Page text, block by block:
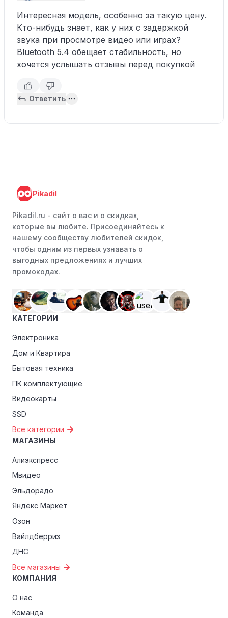
Интересная модель, особенно за такую цену.
Кто-нибудь знает, как у них с задержкой
звука при просмотре видео или играх?
Bluetooth 5.4 обещает стабильность, но
хочется услышать отзывы перед покупкой
Ответить
Pikadil
Pikadil.ru - cайт о вас и о скидках,
которые вы любите. Присоединяйтесь к
нашему сообществу любителей скидок,
чтобы одним из первых узнавать о
выгодных предложениях и лучших
промокодах.
КАТЕГОРИИ
Электроника
Дом и Квартира
Бытовая техника
ПК комплектующие
Видеокарты
SSD
Все категории
МАГАЗИНЫ
Алиэкспресс
Мвидео
Эльдорадо
Яндекс Маркет
Озон
Вайлдберриз
ДНС
Все магазины
КОМПАНИЯ
О нас
Команда